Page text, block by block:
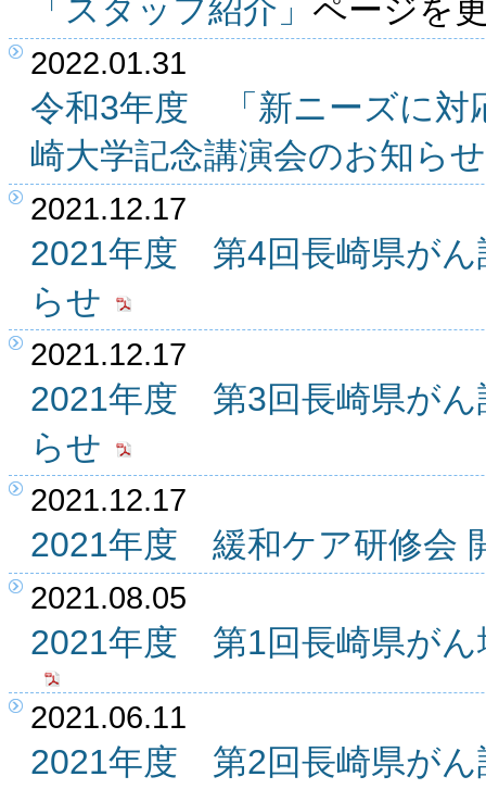
「スタッフ紹介」 ページを
2022.01.31
令和3年度 「新ニーズに対
崎大学記念講演会のお知らせ
2021.12.17
2021年度 第4回長崎県がん
らせ
2021.12.17
2021年度 第3回長崎県がん
らせ
2021.12.17
2021年度 緩和ケア研修会
2021.08.05
2021年度 第1回長崎県がん
2021.06.11
2021年度 第2回長崎県がん